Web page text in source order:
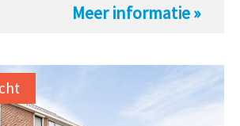
Meer informatie »